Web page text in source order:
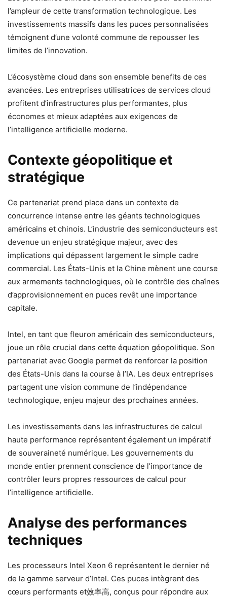
l’ampleur de cette transformation technologique. Les
investissements massifs dans les puces personnalisées
témoignent d’une volonté commune de repousser les
limites de l’innovation.
L’écosystème cloud dans son ensemble benefits de ces
avancées. Les entreprises utilisatrices de services cloud
profitent d’infrastructures plus performantes, plus
économes et mieux adaptées aux exigences de
l’intelligence artificielle moderne.
Contexte géopolitique et
stratégique
Ce partenariat prend place dans un contexte de
concurrence intense entre les géants technologiques
américains et chinois. L’industrie des semiconducteurs est
devenue un enjeu stratégique majeur, avec des
implications qui dépassent largement le simple cadre
commercial. Les États-Unis et la Chine mènent une course
aux armements technologiques, où le contrôle des chaînes
d’approvisionnement en puces revêt une importance
capitale.
Intel, en tant que fleuron américain des semiconducteurs,
joue un rôle crucial dans cette équation géopolitique. Son
partenariat avec Google permet de renforcer la position
des États-Unis dans la course à l’IA. Les deux entreprises
partagent une vision commune de l’indépendance
technologique, enjeu majeur des prochaines années.
Les investissements dans les infrastructures de calcul
haute performance représentent également un impératif
de souveraineté numérique. Les gouvernements du
monde entier prennent conscience de l’importance de
contrôler leurs propres ressources de calcul pour
l’intelligence artificielle.
Analyse des performances
techniques
Les processeurs Intel Xeon 6 représentent le dernier né
de la gamme serveur d’Intel. Ces puces intègrent des
cœurs performants et效率高, conçus pour répondre aux